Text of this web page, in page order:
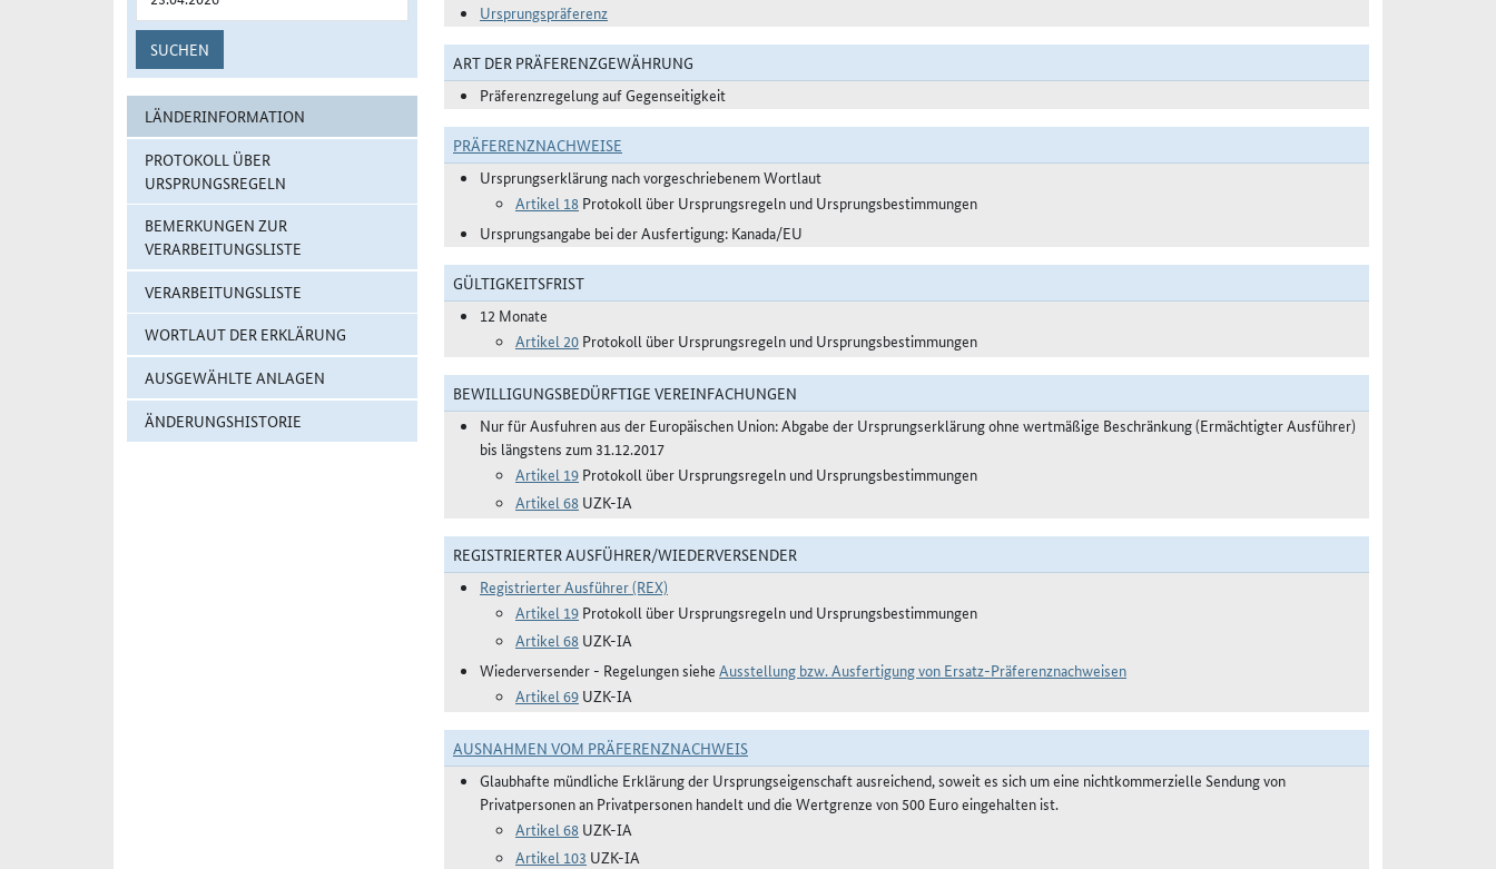
SUCHEN
LÄNDERINFORMATION
PROTOKOLL ÜBER
URSPRUNGSREGELN
BEMERKUNGEN ZUR
VERARBEITUNGSLISTE
VERARBEITUNGSLISTE
WORTLAUT DER ERKLÄRUNG
AUSGEWÄHLTE ANLAGEN
ÄNDERUNGSHISTORIE
Ursprungspräferenz
ART DER PRÄFERENZGEWÄHRUNG
Präferenzregelung auf Gegenseitigkeit
PRÄFERENZNACHWEISE
Ursprungserklärung nach vorgeschriebenem Wortlaut
Artikel 18 Protokoll über Ursprungsregeln und Ursprungsbestimmungen
Ursprungsangabe bei der Ausfertigung: Kanada/EU
GÜLTIGKEITSFRIST
12 Monate
Artikel 20 Protokoll über Ursprungsregeln und Ursprungsbestimmungen
BEWILLIGUNGSBEDÜRFTIGE VEREINFACHUNGEN
Nur für Ausfuhren aus der Europäischen Union: Abgabe der Ursprungserklärung ohne wertmäßige Beschränkung (Ermächtigter Ausführer)
bis längstens zum 31.12.2017
Artikel 19 Protokoll über Ursprungsregeln und Ursprungsbestimmungen
Artikel 68 UZK-IA
REGISTRIERTER AUSFÜHRER/WIEDERVERSENDER
Registrierter Ausführer (REX)
Artikel 19 Protokoll über Ursprungsregeln und Ursprungsbestimmungen
Artikel 68 UZK-IA
Wiederversender - Regelungen siehe Ausstellung bzw. Ausfertigung von Ersatz-Präferenznachweisen
Artikel 69 UZK-IA
AUSNAHMEN VOM PRÄFERENZNACHWEIS
Glaubhafte mündliche Erklärung der Ursprungseigenschaft ausreichend, soweit es sich um eine nichtkommerzielle Sendung von
Privatpersonen an Privatpersonen handelt und die Wertgrenze von 500 Euro eingehalten ist.
Artikel 68 UZK-IA
Artikel 103 UZK-IA